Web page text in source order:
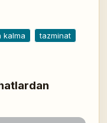
kalma
tazminat